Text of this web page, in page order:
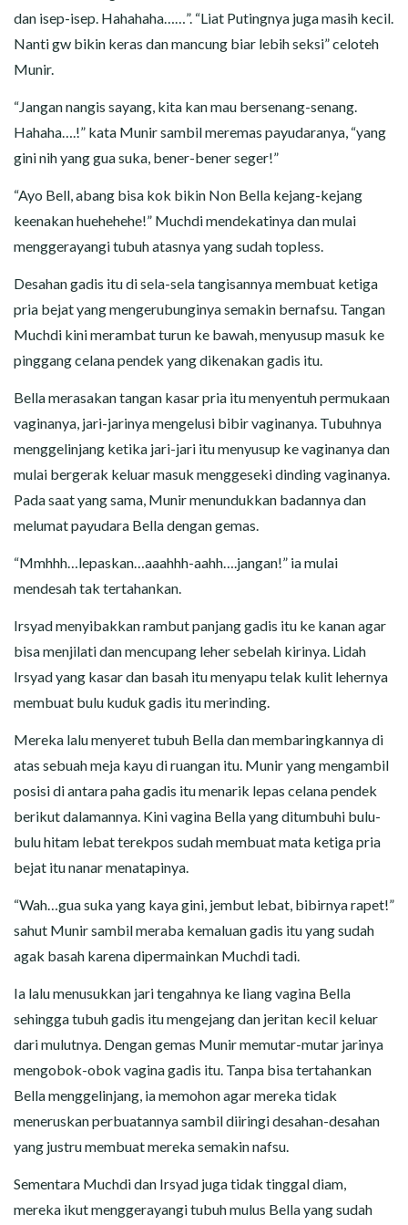
dan isep-isep. Hahahaha……”. “Liat Putingnya juga masih kecil.
Nanti gw bikin keras dan mancung biar lebih seksi” celoteh
Munir.
“Jangan nangis sayang, kita kan mau bersenang-senang.
Hahaha….!” kata Munir sambil meremas payudaranya, “yang
gini nih yang gua suka, bener-bener seger!”
“Ayo Bell, abang bisa kok bikin Non Bella kejang-kejang
keenakan huehehehe!” Muchdi mendekatinya dan mulai
menggerayangi tubuh atasnya yang sudah topless.
Desahan gadis itu di sela-sela tangisannya membuat ketiga
pria bejat yang mengerubunginya semakin bernafsu. Tangan
Muchdi kini merambat turun ke bawah, menyusup masuk ke
pinggang celana pendek yang dikenakan gadis itu.
Bella merasakan tangan kasar pria itu menyentuh permukaan
vaginanya, jari-jarinya mengelusi bibir vaginanya. Tubuhnya
menggelinjang ketika jari-jari itu menyusup ke vaginanya dan
mulai bergerak keluar masuk menggeseki dinding vaginanya.
Pada saat yang sama, Munir menundukkan badannya dan
melumat payudara Bella dengan gemas.
“Mmhhh…lepaskan…aaahhh-aahh….jangan!” ia mulai
mendesah tak tertahankan.
Irsyad menyibakkan rambut panjang gadis itu ke kanan agar
bisa menjilati dan mencupang leher sebelah kirinya. Lidah
Irsyad yang kasar dan basah itu menyapu telak kulit lehernya
membuat bulu kuduk gadis itu merinding.
Mereka lalu menyeret tubuh Bella dan membaringkannya di
atas sebuah meja kayu di ruangan itu. Munir yang mengambil
posisi di antara paha gadis itu menarik lepas celana pendek
berikut dalamannya. Kini vagina Bella yang ditumbuhi bulu-
bulu hitam lebat terekpos sudah membuat mata ketiga pria
bejat itu nanar menatapinya.
“Wah…gua suka yang kaya gini, jembut lebat, bibirnya rapet!”
sahut Munir sambil meraba kemaluan gadis itu yang sudah
agak basah karena dipermainkan Muchdi tadi.
Ia lalu menusukkan jari tengahnya ke liang vagina Bella
sehingga tubuh gadis itu mengejang dan jeritan kecil keluar
dari mulutnya. Dengan gemas Munir memutar-mutar jarinya
mengobok-obok vagina gadis itu. Tanpa bisa tertahankan
Bella menggelinjang, ia memohon agar mereka tidak
meneruskan perbuatannya sambil diiringi desahan-desahan
yang justru membuat mereka semakin nafsu.
Sementara Muchdi dan Irsyad juga tidak tinggal diam,
mereka ikut menggerayangi tubuh mulus Bella yang sudah